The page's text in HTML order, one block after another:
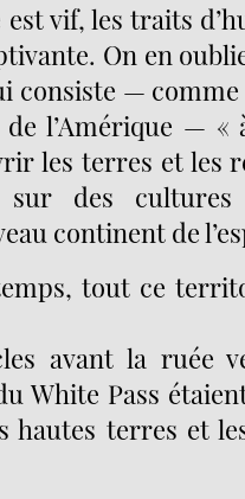
vif, les traits
On en
consiste —
de l’Amérique —
les terres et les
sur des cultures
continent de
tout ce
avant la ruée
White Pass
hautes terres et